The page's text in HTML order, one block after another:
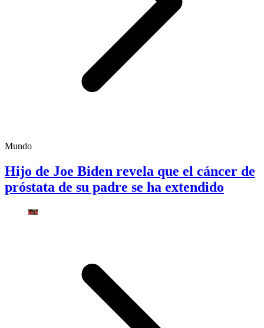
Mundo
Hijo de Joe Biden revela que el cáncer de
próstata de su padre se ha extendido